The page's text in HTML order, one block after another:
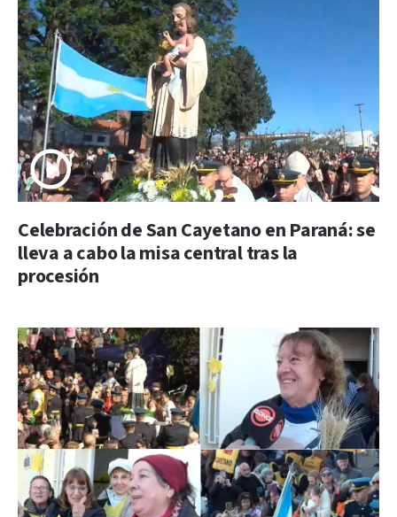
Celebración de San Cayetano en Paraná: se
lleva a cabo la misa central tras la
procesión